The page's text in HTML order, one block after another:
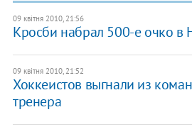
09 квітня 2010, 21:56
Кросби набрал 500-е очко в
09 квітня 2010, 21:52
Хоккеистов выгнали из
тренера